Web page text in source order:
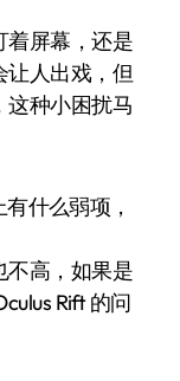
屏幕，还是
让人出戏，但
这种小困扰马
什么弱项，
不高，如果是
Rift 的问